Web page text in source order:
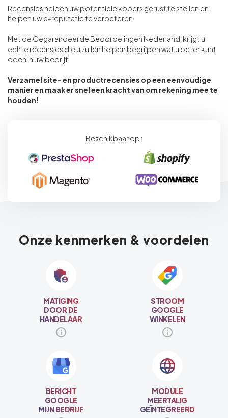
Recensies helpen uw potentiële kopers gerust te stellen en
helpen uw e-reputatie te verbeteren.
Met de Gegarandeerde Beoordelingen Nederland, krijgt u
echte recensies die u zullen helpen begrijpen wat u beter kunt
doen in uw bedrijf.
Verzamel site- en productrecensies op een eenvoudige
manier en maak er snel een kracht van om rekening mee te
houden!
Beschikbaar op :
Onze kenmerken & voordelen
MATIGING
DOOR DE
HANDELAAR
STROOM
GOOGLE
WINKELEN
BERICHT
GOOGLE
MIJN BEDRIJF
MODULE
MEERTALIG
GEÏNTEGREERD